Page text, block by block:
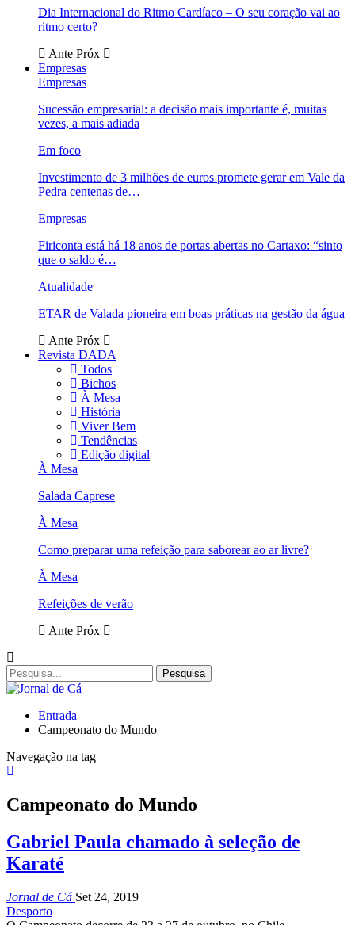
Dia Internacional do Ritmo Cardíaco – O seu coração vai ao
ritmo certo?
Ante Próx
Empresas
Empresas
Sucessão empresarial: a decisão mais importante é, muitas
vezes, a mais adiada
Em foco
Investimento de 3 milhões de euros promete gerar em Vale da
Pedra centenas de…
Empresas
Firiconta está há 18 anos de portas abertas no Cartaxo: “sinto
que o saldo é…
Atualidade
ETAR de Valada pioneira em boas práticas na gestão da água
Ante Próx
Revista DADA
Todos
Bichos
À Mesa
História
Viver Bem
Tendências
Edição digital
À Mesa
Salada Caprese
À Mesa
Como preparar uma refeição para saborear ao ar livre?
À Mesa
Refeições de verão
Ante Próx
Entrada
Campeonato do Mundo
Navegação na tag
Campeonato do Mundo
Gabriel Paula chamado à seleção de
Karaté
Jornal de Cá Set 24, 2019
Desporto